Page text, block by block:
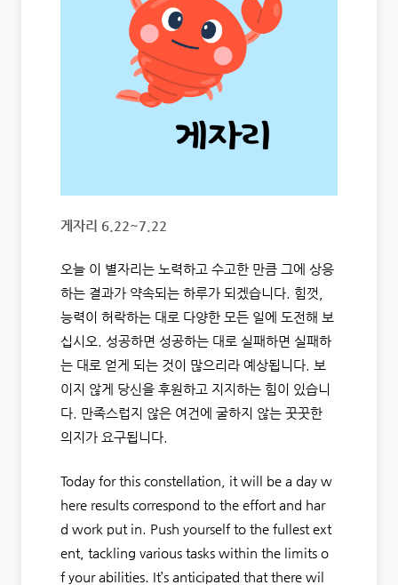
게자리 6.22~7.22
오늘 이 별자리는 노력하고 수고한 만큼 그에 상응
하는 결과가 약속되는 하루가 되겠습니다. 힘껏,
능력이 허락하는 대로 다양한 모든 일에 도전해 보
십시오. 성공하면 성공하는 대로 실패하면 실패하
는 대로 얻게 되는 것이 많으리라 예상됩니다. 보
이지 않게 당신을 후원하고 지지하는 힘이 있습니
다. 만족스럽지 않은 여건에 굴하지 않는 꿋꿋한
의지가 요구됩니다.
Today for this constellation, it will be a day w
here results correspond to the effort and har
d work put in. Push yourself to the fullest ext
ent, tackling various tasks within the limits o
f your abilities. It’s anticipated that there wil